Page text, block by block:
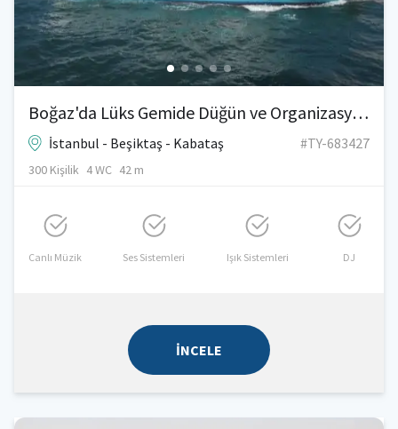
Boğaz'da Lüks Gemide Düğün ve Organizasyonlar
İstanbul - Beşiktaş - Kabataş #TY-683427
300 Kişilik 4 WC 42 m
Canlı Müzik Ses Sistemleri Işık Sistemleri DJ
İNCELE